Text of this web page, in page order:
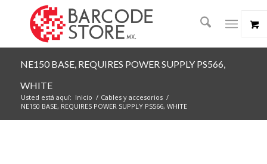
NE150 BASE, REQUIRES POWER SUPPLY PS566,
WHITE
Usted está aquí: Inicio / Cables y accesorios /
NE150 BASE, REQUIRES POWER SUPPLY PS566, WHITE